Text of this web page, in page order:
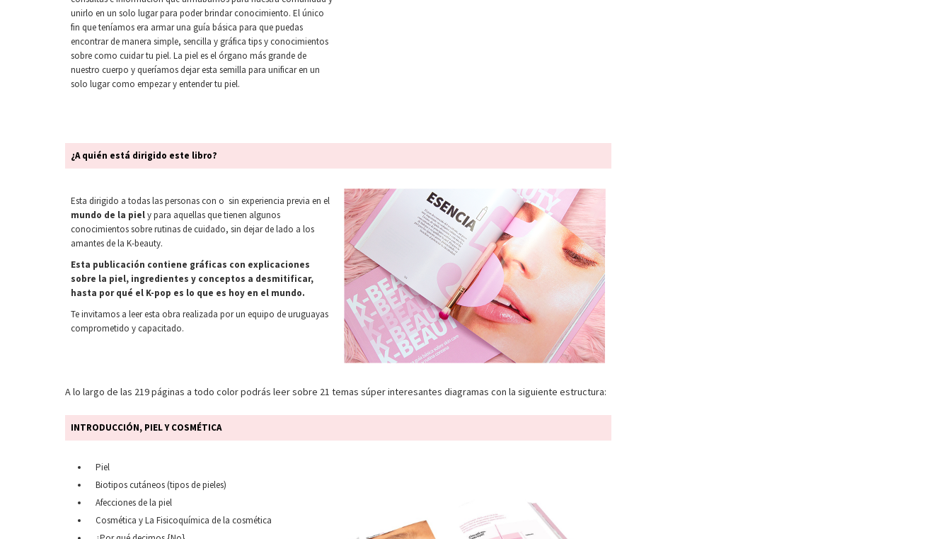
unirlo en un solo lugar para poder brindar conocimiento. El único
fin que teníamos era armar una guía básica para que puedas
encontrar de manera simple, sencilla y gráfica tips y conocimientos
sobre como cuidar tu piel. La piel es el órgano más grande de
nuestro cuerpo y queríamos dejar esta semilla para unificar en un
solo lugar como empezar y entender tu piel.
¿A quién está dirigido este libro?
Esta dirigido a todas las personas con o sin experiencia previa en el
mundo de la piely para aquellas que tienen algunos
conocimientos sobre rutinas de cuidado, sin dejar de lado a los
amantes de la K-beauty.
Esta publicación contiene gráficas con explicaciones
sobre la piel, ingredientes y conceptos a desmitificar,
hasta por qué el K-pop es lo que es hoy en el mundo.
Te invitamos a leer esta obra realizada por un equipo de uruguayas
comprometido y capacitado.
A lo largo de las 219 páginas a todo color podrás leer sobre 21 temas súper interesantes diagramas con la siguiente estructura:
INTRODUCCIÓN, PIEL Y COSMÉTICA
Piel
Biotipos cutáneos (tipos de pieles)
Afecciones de la piel
Cosmética y La Fisicoquímica de la cosmética